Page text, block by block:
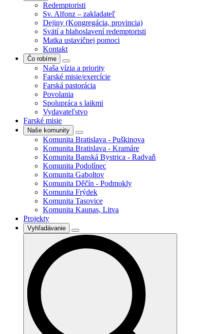
Redemptoristi
Sv. Alfonz – zakladateľ
Dejiny (Kongregácia, provincia)
Svätí a blahoslavení redemptoristi
Matka ustavičnej pomoci
Kontakt
Čo robíme
Naša vízia a priority
Farské misie/exercície
Farská pastorácia
Povolania
Spolupráca s laikmi
Vydavateľstvo
Farské misie
Naše komunity
Komunita Bratislava - Puškinova
Komunita Bratislava - Kramáre
Komunita Banská Bystrica - Radvaň
Komunita Podolínec
Komunita Gaboltov
Komunita Děčín - Podmokly
Komunita Frýdek
Komunita Tasovice
Komunita Kaunas, Litva
Projekty
Vyhľadávanie
Search